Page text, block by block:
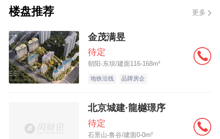
以上8家企业，100亿到200亿之间有8家企
从新增货值来看，1-11月土地货值增加最多
的企业为中海地产、华润置地、保利发展、
招商蛇口及滨江集团，新增货值分别为
1350.29、1099.56、1002.67、711.6和
楼盘推荐 更多
金茂满昱
待定
朝阳-东坝/建面116-168m²
地铁沿线 品牌房企
北京城建·龍樾璟序
待定
石景山-鲁谷/建面0-0m²